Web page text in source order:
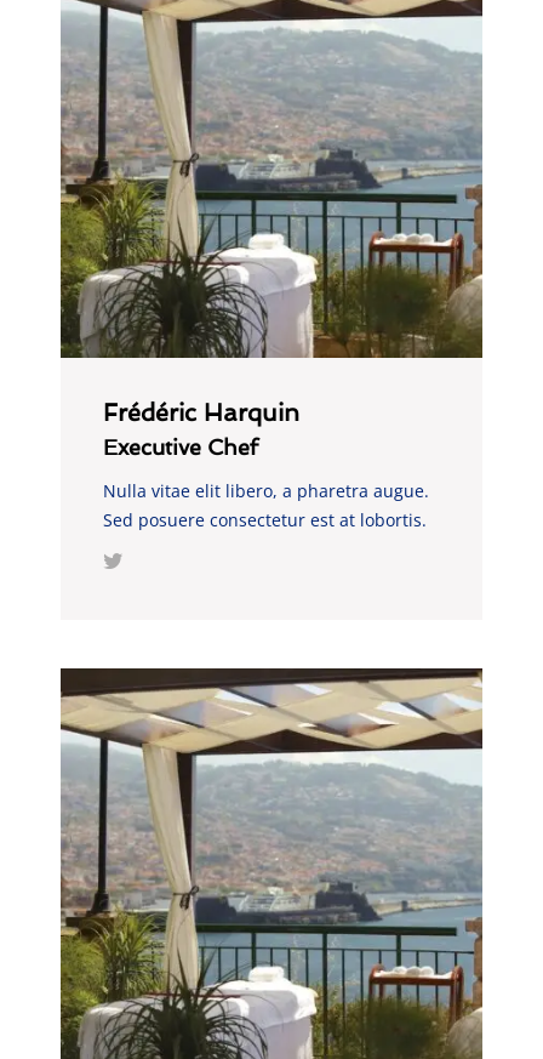
Frédéric Harquin
Executive Chef
Nulla vitae elit libero, a pharetra augue.
Sed posuere consectetur est at lobortis.